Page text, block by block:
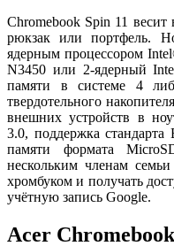
Chromebook Spin 11 весит
рюкзак или портфель.
ядерным процессором
N3450 или 2-ядерный
памяти в системе 4
твердотельного
внешних устройств в
3.0, поддержка
памяти формата
нескольким членам
хромбуком и получать
учётную запись Google.
Acer